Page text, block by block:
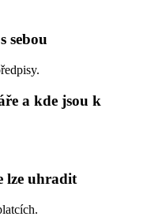
sebou
a kde jsou k
lze uhradit